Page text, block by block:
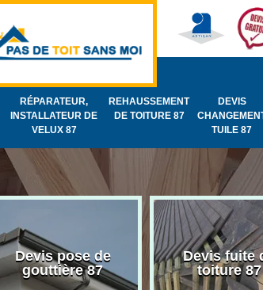
RÉPARATEUR,
INSTALLATEUR DE
VELUX 87
REHAUSSEMENT
DE TOITURE 87
DEVIS
TUILE 87
Devis pose de
gouttière 87
Devis fuite
toiture 87